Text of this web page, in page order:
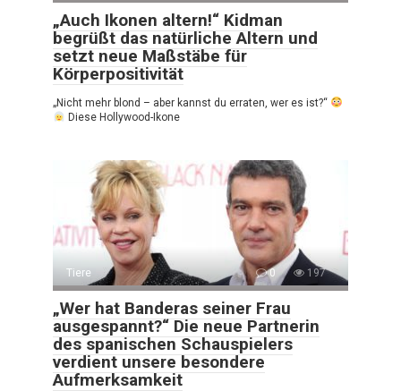
„Auch Ikonen altern!“ Kidman
begrüßt das natürliche Altern und
setzt neue Maßstäbe für
Körperpositivität
„Nicht mehr blond – aber kannst du erraten, wer es ist?“
Diese Hollywood-Ikone
Tiere 0 197
„Wer hat Banderas seiner Frau
ausgespannt?“ Die neue Partnerin
des spanischen Schauspielers
verdient unsere besondere
Aufmerksamkeit